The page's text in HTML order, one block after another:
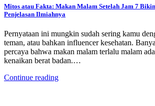
Mitos atau Fakta: Makan Malam Setelah Jam 7
Penjelasan Ilmiahnya
Pernyataan ini mungkin sudah sering kamu
teman, atau bahkan influencer kesehatan.
percaya bahwa makan malam terlalu malam
kenaikan berat badan.…
Continue reading